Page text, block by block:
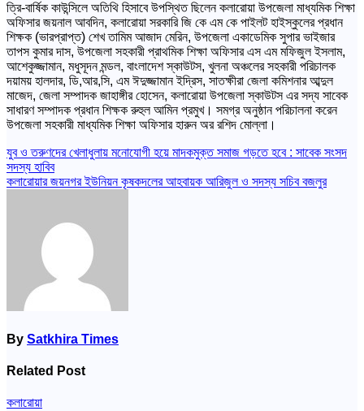
ত্রি-বার্ষিক কাউন্সিলে অতিথি হিসাবে উপস্থিত ছিলেন কলারোয়া উপজেলা মাধ্যমিক শিক্ষা
অফিসার জয়নাল আবদিন, কলারোয়া সরকারি জি কে এম কে পাইলট হাইস্কুলের প্রধান
শিক্ষক (ভারপ্রাপ্ত) শেখ তামিম আজাদ মেরিন, উপজেলা একাডেমিক সুপার ভাইজার
তাপস কুমার দাস, উপজেলা সহকারী প্রাথমিক শিক্ষা অফিসার এস এম মফিজুল ইসলাম,
আশেকুজ্জামান, মধুসূদন মন্ডল, বাংলাদেশ স্কাউটস, খুলনা অঞ্চলের সহকারী পরিচালক
দয়াময় হালদার, ডি,আর,সি, এম ঈদুজ্জামান ইদ্রিস, সাতক্ষীরা জেলা কমিশনার আব্দুল
মাজেদ, জেলা সম্পাদক জাহাঙ্গীর হোসেন, কলারোয়া উপজেলা স্কাউটস এর সদ্য সাবেক
সাধারণ সম্পাদক প্রধান শিক্ষক রুহুল আমিন প্রমুখ। সমগ্র অনুষ্ঠান পরিচালনা করেন
উপজেলা সহকারী মাধ্যমিক শিক্ষা অফিসার হারুন অর রশিদ মোল্লা।
Post
navigation
যুব ও তরুণদের খেলাধুলায় মনোযোগী হয়ে মাদকমুক্ত সমাজ গড়তে হবে : সাবেক সংসদ
সদস্য হাবিব
কলারোয়ার জয়নগর ইউনিয়ন কৃষকদলের আহবায়ক আরিজুল ও সদস্য সচিব বজলুর
By Satkhira Times
Related Post
কলারোয়া